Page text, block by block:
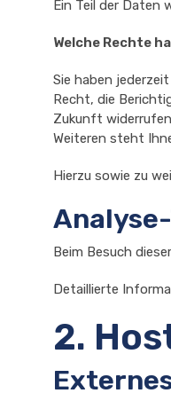
Ein Teil der Daten
Welche Rechte
Sie haben
Recht, die
Zukunft
Weiteren steht
Hierzu sowie zu
Beim Besuch
Detaillierte
2.